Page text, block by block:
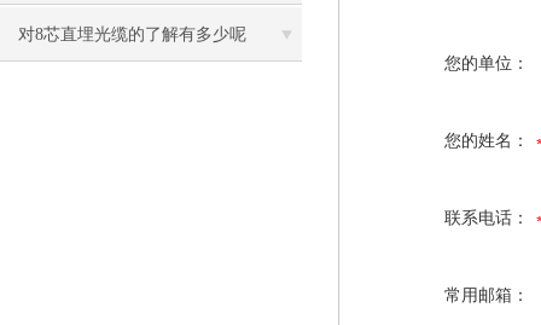
对8芯直埋光缆的了解有多少呢
您的单位：
您的姓名：
联系电话：
常用邮箱：